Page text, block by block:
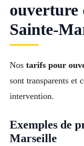
ouverture
Sainte-
Nos tarifs pour
sont transparents et
intervention.
Exemples de
Marseille